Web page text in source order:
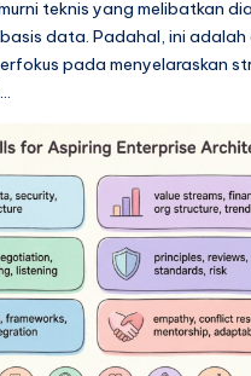
teknis yang melibatkan
data. Padahal, ini adalah
pada menyelaraskan